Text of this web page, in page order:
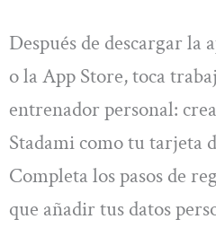
Después de descargar la
o la App Store, toca
entrenador personal:
Stadami como tu tarjeta
Completa los pasos de
que añadir tus datos